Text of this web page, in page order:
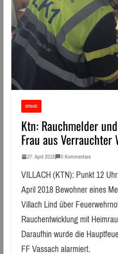
BRAND
Ktn: Rauchmelder
Frau aus
27. April 2018 0 Kommentare
VILLACH (KTN): Punkt 12
April 2018 Bewohner eines
Villach Lind über
Rauchentwicklung mit
Daraufhin wurde die
FF Vassach alarmiert.